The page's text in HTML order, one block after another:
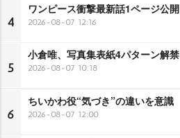
4
ワンピース衝撃最新話1ページ公開
2026-08-07 12:16
5
小倉唯、写真集表紙4パターン解禁
2026-08-07 10:18
6
ちいかわ役“気づき”の違いを意識
2026-08-07 12:00